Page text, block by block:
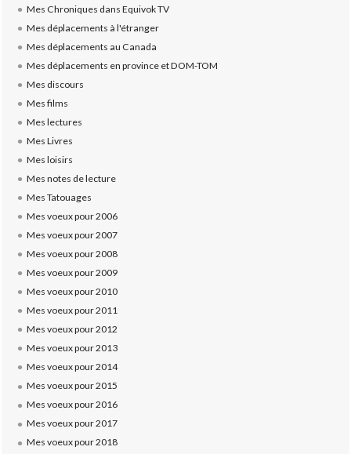
Mes Chroniques dans Equivok TV
Mes déplacements à l'étranger
Mes déplacements au Canada
Mes déplacements en province et DOM-TOM
Mes discours
Mes films
Mes lectures
Mes Livres
Mes loisirs
Mes notes de lecture
Mes Tatouages
Mes voeux pour 2006
Mes voeux pour 2007
Mes voeux pour 2008
Mes voeux pour 2009
Mes voeux pour 2010
Mes voeux pour 2011
Mes voeux pour 2012
Mes voeux pour 2013
Mes voeux pour 2014
Mes voeux pour 2015
Mes voeux pour 2016
Mes voeux pour 2017
Mes voeux pour 2018